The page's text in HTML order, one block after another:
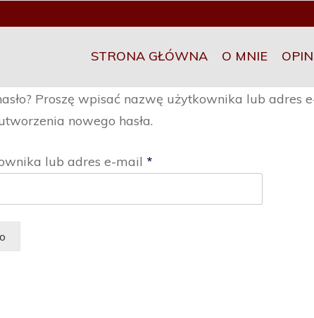
STRONA GŁÓWNA O MNIE
Proszę wpisać nazwę użytkownika lub
nowego hasła.
lub adres e-mail *Wymagane